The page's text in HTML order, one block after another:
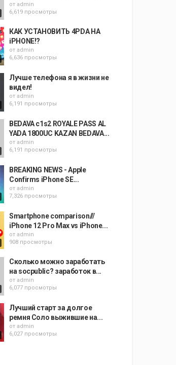
от admin
6,619 просмотры
КАК УСТАНОВИТЬ 4PDA НА
iPHONE!?
от admin
6,636 просмотры
Лучше телефона я в жизни не
видел!
от admin
6,191 просмотры
BEDAVA c1s2 ROYALE PASS AL
YADA 1800UC KAZAN BEDAVA...
от admin
6,191 просмотры
BREAKING NEWS - Apple
Confirms iPhone SE...
от admin
7,326 просмотры
Smartphone comparison///
iPhone 12 Pro Max vs iPhone...
от admin
908 просмотры
Сколько можно заработать
на socpublic? заработок в...
от admin
6,077 просмотры
Лучший старт за долгое
ремня Соло выжившие на...
от admin
6,027 просмотры